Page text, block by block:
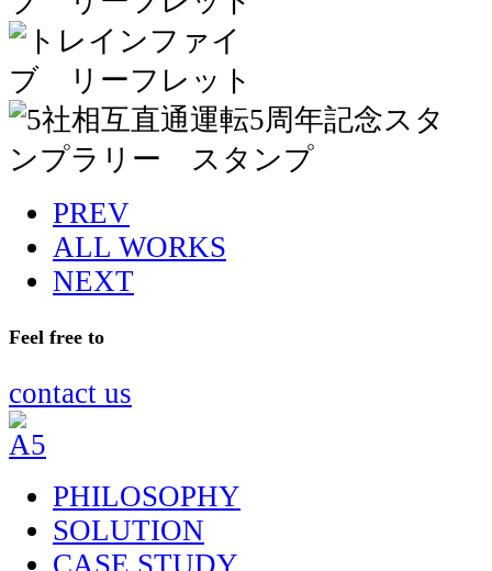
PREV
ALL WORKS
NEXT
Feel free to
contact us
PHILOSOPHY
SOLUTION
CASE STUDY